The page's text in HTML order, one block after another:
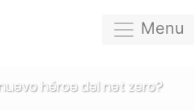
Menu
héroe del net zero?